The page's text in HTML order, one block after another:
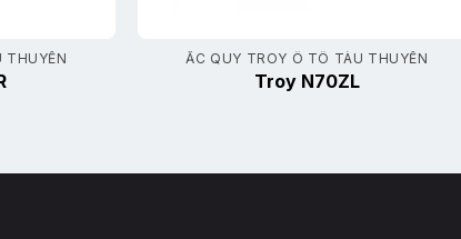
THUYỀN ẮC QUY TROY Ô TÔ TÀU THUYỀN
Troy N70ZL